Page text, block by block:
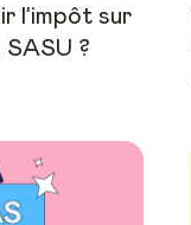
l’impôt sur
SASU ?